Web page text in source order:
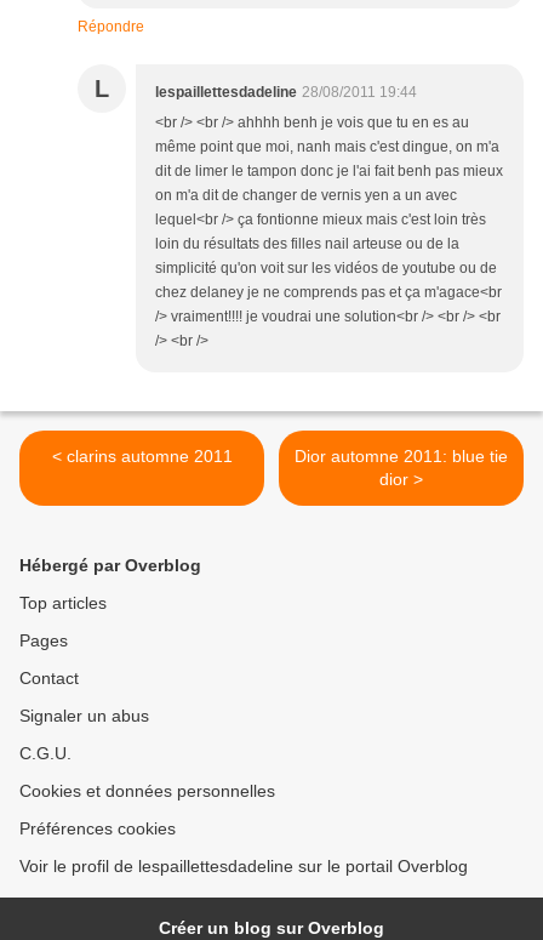
Répondre
L lespaillettesdadeline 28/08/2011 19:44
<br /> <br /> ahhhh benh je vois que tu en es au
même point que moi, nanh mais c'est dingue, on m'a
dit de limer le tampon donc je l'ai fait benh pas mieux
on m'a dit de changer de vernis yen a un avec
lequel<br /> ça fontionne mieux mais c'est loin très
loin du résultats des filles nail arteuse ou de la
simplicité qu'on voit sur les vidéos de youtube ou de
chez delaney je ne comprends pas et ça m'agace<br
/> vraiment!!!! je voudrai une solution<br /> <br /> <br
/> <br />
< clarins automne 2011
Dior automne 2011: blue tie
dior >
Hébergé par Overblog
Top articles
Pages
Contact
Signaler un abus
C.G.U.
Cookies et données personnelles
Préférences cookies
Voir le profil de lespaillettesdadeline sur le portail Overblog
Créer un blog sur Overblog